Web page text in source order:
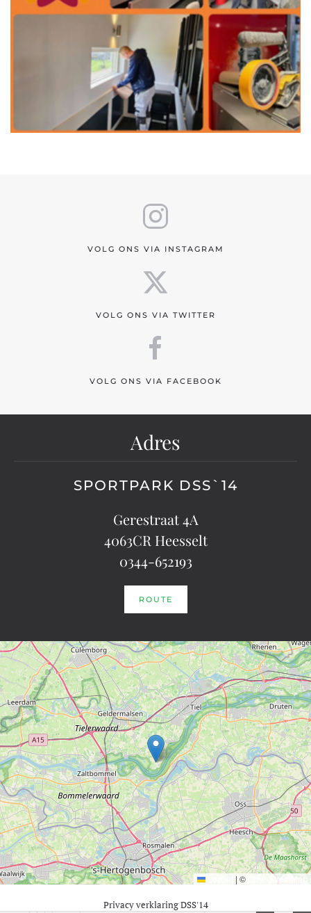
VOLG ONS VIA INSTAGRAM
VOLG ONS VIA TWITTER
VOLG ONS VIA FACEBOOK
Adres
SPORTPARK DSS`14
Gerestraat 4A
4063CR Heesselt
0344-652193
ROUTE
| © OpenStreetMap
Privacy verklaring DSS'14